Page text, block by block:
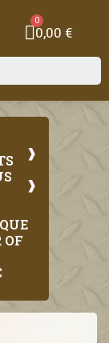
0,00 €
OF